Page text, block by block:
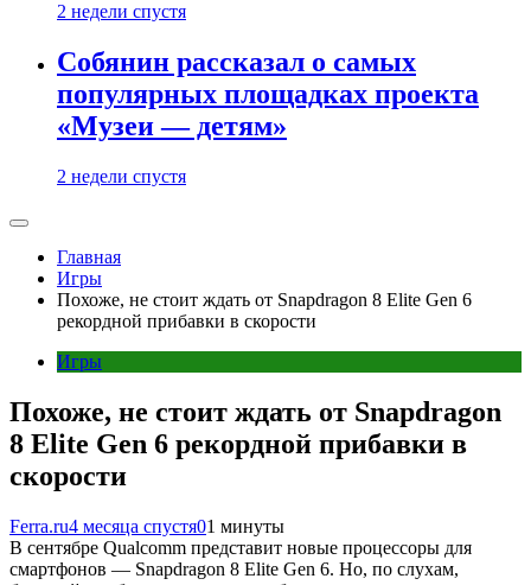
2 недели спустя
Собянин рассказал о самых
популярных площадках проекта
«Музеи — детям»
2 недели спустя
Главная
Игры
Похоже, не стоит ждать от Snapdragon 8 Elite Gen 6
рекордной прибавки в скорости
Игры
Похоже, не стоит ждать от Snapdragon
8 Elite Gen 6 рекордной прибавки в
скорости
Ferra.ru4 месяца спустя01 минуты
В сентябре Qualcomm представит новые процессоры для
смартфонов — Snapdragon 8 Elite Gen 6. Но, по слухам,